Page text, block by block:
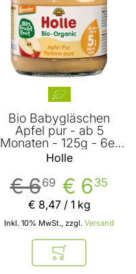
Bio Babygläschen
Apfel pur - ab 5
Monaten - 125g - 6er
Vorteilspack von Holle
Holle
€ 635
€ 669
Inkl. 10% MwSt., zzgl. Versand
€ 8,47/ 1 kg
In den